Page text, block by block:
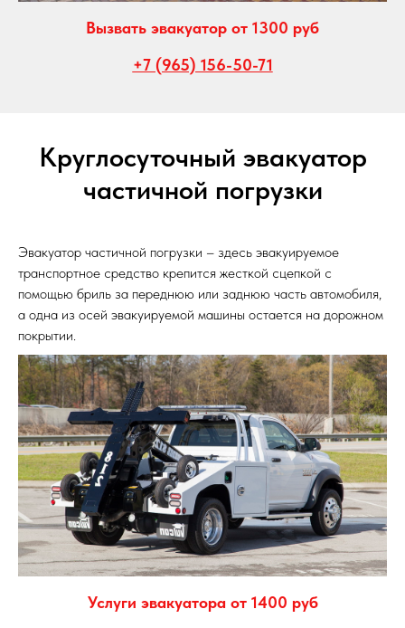
Вызвать эвакуатор от 1300 руб
+7 (965) 156-50-71
Круглосуточный эвакуатор
частичной погрузки
Эвакуатор частичной погрузки – здесь эвакуируемое
транспортное средство крепится жесткой сцепкой с
помощью бриль за переднюю или заднюю часть автомобиля,
а одна из осей эвакуируемой машины остается на дорожном
покрытии.
Услуги эвакуатора от 1400 руб